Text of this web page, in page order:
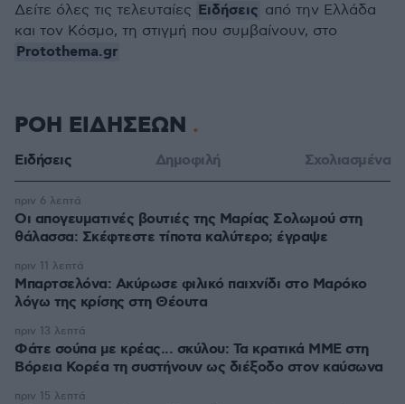
Δείτε όλες τις τελευταίες Ειδήσεις από την Ελλάδα
και τον Κόσμο, τη στιγμή που συμβαίνουν, στο
Protothema.gr
ΡΟΗ ΕΙΔΗΣΕΩΝ
Ειδήσεις Δημοφιλή Σχολιασμένα
Οι απογευματινές βουτιές της Μαρίας Σολωμού στη
θάλασσα: Σκέφτεστε τίποτα καλύτερο; έγραψε
πριν 6 λεπτά
Μπαρτσελόνα: Ακύρωσε φιλικό παιχνίδι στο Μαρόκο
λόγω της κρίσης στη Θέουτα
πριν 11 λεπτά
Φάτε σούπα με κρέας... σκύλου: Τα κρατικά ΜΜΕ στη
Βόρεια Κορέα τη συστήνουν ως διέξοδο στον καύσωνα
πριν 13 λεπτά
πριν 15 λεπτά